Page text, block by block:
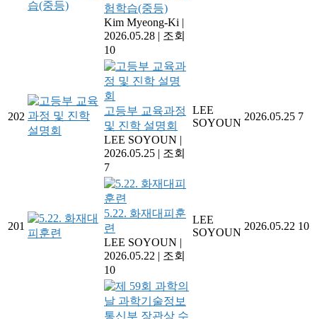
험학습(중등)
Kim Myeong-Ki |
2026.05.28 | 조회
10
202
고등부 교육과정
및 진학 설명회
LEE SOYOUN |
2026.05.25 | 조회
7
LEE
SOYOUN
2026.05.25 7
201
5.22. 화재대피훈
련
LEE SOYOUN |
2026.05.22 | 조회
10
LEE
SOYOUN
2026.05.22 10